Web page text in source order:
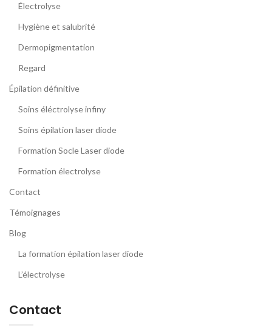
Électrolyse
Hygiène et salubrité
Dermopigmentation
Regard
Épilation définitive
Soins éléctrolyse infiny
Soins épilation laser diode
Formation Socle Laser diode
Formation électrolyse
Contact
Témoignages
Blog
La formation épilation laser diode
L’électrolyse
Contact